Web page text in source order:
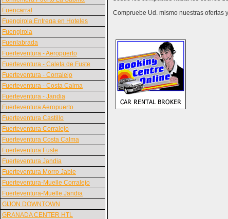
Fuencarral
Fuengirola Entrega en Hoteles
Fuengirola
Fuenlabrada
Fuerteventura - Aeropuerto
Fuerteventura - Caleta de Fuste
Fuerteventura - Corralejo
Fuerteventura - Costa Calma
Fuerteventura - Jandia
Fuerteventura Aeropuerto
Fuerteventura Castillo
Fuerteventura Corralejo
Fuerteventura Costa Calma
Fuerteventura Fuste
Fuerteventura Jandia
Fuerteventura Morro Jable
Fuerteventura-Muelle Corralejo
Fuerteventura-Muelle Jandia
GIJON DOWNTOWN
GRANADA CENTER HTL
Compruebe Ud. mismo nuestras ofertas